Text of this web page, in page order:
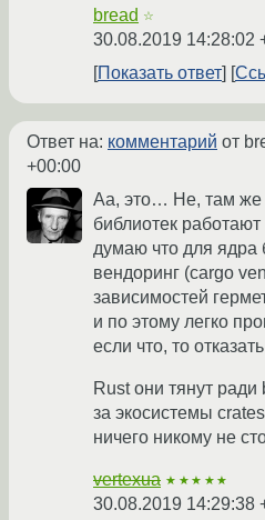
bread ☆
30.08.2019 14:28:02
Показать ответ
Ответ на: комментарий от
+00:00
Аа, это… Не, там же
библиотек
думаю что для ядра
вендоринг (cargo
зависимостей
и по этому легко
если что, то
Rust они тянут
за экосистемы
ничего никому не
vertexua ★★★★★
30.08.2019 14:29:38